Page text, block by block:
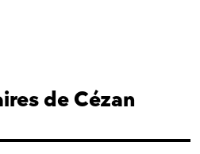
de Cézan